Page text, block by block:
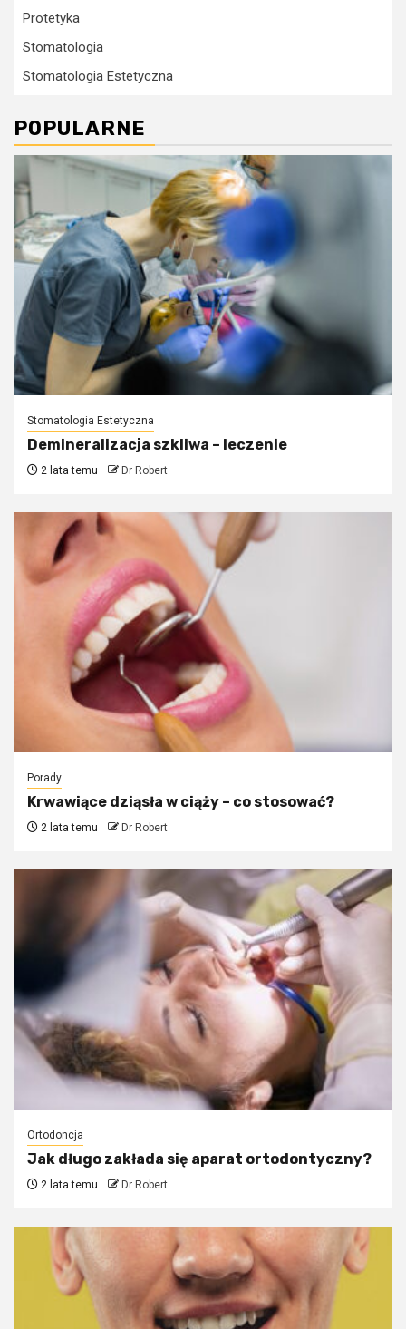
Protetyka
Stomatologia
Stomatologia Estetyczna
POPULARNE
Stomatologia Estetyczna
Demineralizacja szkliwa – leczenie
2 lata temu Dr Robert
Porady
Krwawiące dziąsła w ciąży – co stosować?
2 lata temu Dr Robert
Ortodoncja
Jak długo zakłada się aparat ortodontyczny?
2 lata temu Dr Robert